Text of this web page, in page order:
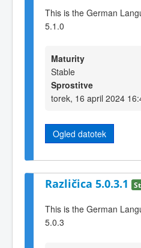
This is the German
5.1.0
Maturity
Stable
Sprostitve
torek, 16 april 2024
Ogled datotek
Različica 5.0.3.1
This is the German
5.0.3